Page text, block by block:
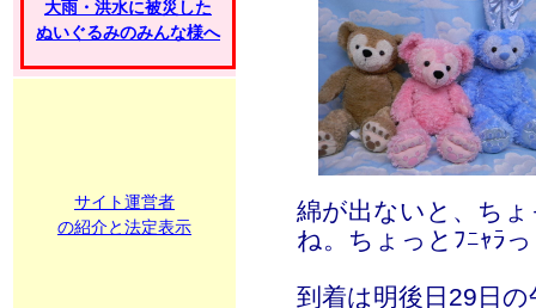
大雨・洪水に被災した
ぬいぐるみのみんな様へ
サイト運営者
の紹介と法定表示
綿が出ないと、ち
ね。ちょっとﾌﾆｬﾗ
到着は明後日29日